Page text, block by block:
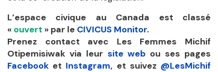
L’espace civique au Canada est classé
« ouvert » par le CIVICUS Monitor.
Prenez contact avec Les Femmes Michif
Otipemisiwak via leur site web ou ses pages
Facebook et Instagram, et suivez @LesMichif